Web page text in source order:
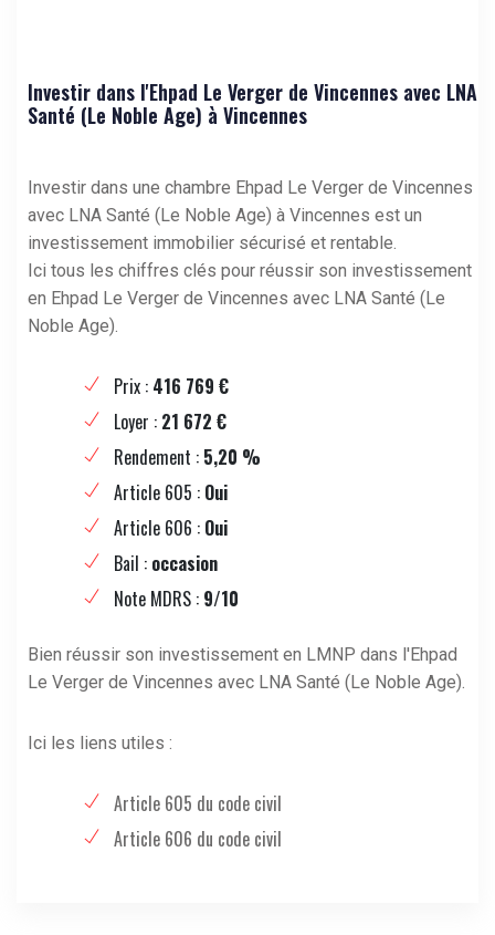
Investir dans l'Ehpad Le Verger de Vincennes avec LNA
Santé (Le Noble Age) à Vincennes
Investir dans une chambre Ehpad Le Verger de Vincennes
avec LNA Santé (Le Noble Age) à Vincennes est un
investissement immobilier sécurisé et rentable.
Ici tous les chiffres clés pour réussir son investissement
en Ehpad Le Verger de Vincennes avec LNA Santé (Le
Noble Age).
Prix : 416 769 €
Loyer : 21 672 €
Rendement : 5,20 %
Article 605 : Oui
Article 606 : Oui
Bail : occasion
Note MDRS : 9/10
Bien réussir son investissement en LMNP dans l'Ehpad
Le Verger de Vincennes avec LNA Santé (Le Noble Age).
Ici les liens utiles :
Article 605 du code civil
Article 606 du code civil